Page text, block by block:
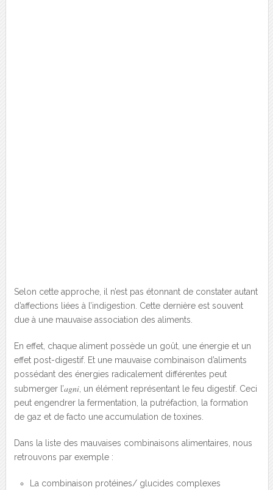
Selon cette approche, il n’est pas étonnant de constater autant
d’affections liées à l’indigestion. Cette dernière est souvent
due à une mauvaise association des aliments.
En effet, chaque aliment possède un goût, une énergie et un
effet post-digestif. Et une mauvaise combinaison d’aliments
possédant des énergies radicalement différentes peut
submerger l’agni, un élément représentant le feu digestif. Ceci
peut engendrer la fermentation, la putréfaction, la formation
de gaz et de facto une accumulation de toxines.
Dans la liste des mauvaises combinaisons alimentaires, nous
retrouvons par exemple :
La combinaison protéines/ glucides complexes